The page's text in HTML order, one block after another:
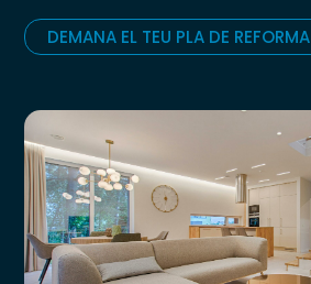
DEMANA EL TEU PLA DE REFORMA